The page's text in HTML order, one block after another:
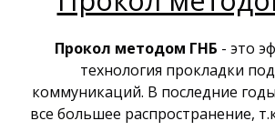
Прокол методом ГНБ - это
технология прокладки
коммуникаций. В последние
все большее распространение,